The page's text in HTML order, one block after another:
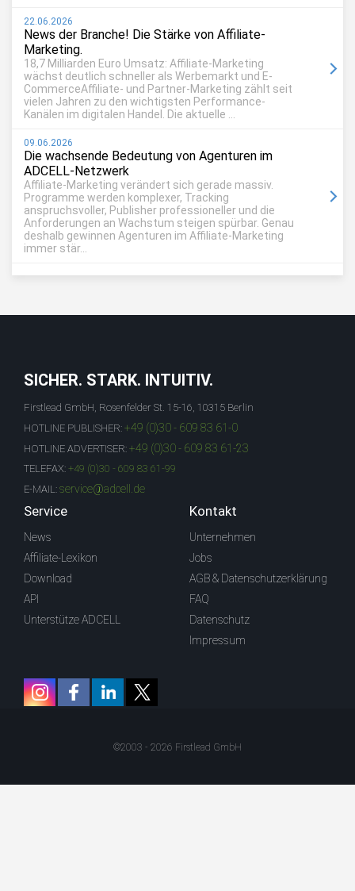
22.06.2026
News der Branche! Die Stärke von Affiliate-
Marketing.
18,7 Milliarden Euro Umsatz: Affiliate-Marketing
wächst deutlich schneller als Werbemarkt und E-
CommerceAffiliate- und Partner-Marketing zählt seit
vielen Jahren zu den wichtigsten Performance-
Kanälen im digitalen Handel. Die aktuelle ...
09.06.2026
Die wachsende Bedeutung von Agenturen im
ADCELL-Netzwerk
Affiliate-Marketing verändert sich gerade massiv.
Programme werden komplexer, Tracking
anspruchsvoller, Publisher professioneller und die
Anforderungen an Wachstum steigen spürbar. Genau
deshalb gewinnen Agenturen im Affiliate-Marketing
immer stär...
SICHER. STARK. INTUITIV.
Firstlead GmbH, Rosenfelder St. 15-16, 10315 Berlin
HOTLINE PUBLISHER: +49 (0)30 - 609 83 61-0
HOTLINE ADVERTISER: +49 (0)30 - 609 83 61-23
TELEFAX: +49 (0)30 - 609 83 61-99
E-MAIL: service@adcell.de
Service
News
Affiliate-Lexikon
Download
API
Unterstütze ADCELL
Kontakt
Unternehmen
Jobs
AGB & Datenschutzerklärung
FAQ
Datenschutz
Impressum
©2003 - 2026 Firstlead GmbH